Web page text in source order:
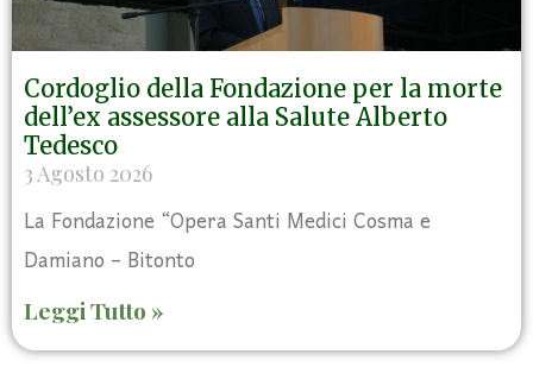
Cordoglio della Fondazione per la morte
dell’ex assessore alla Salute Alberto
Tedesco
3 Agosto 2026
La Fondazione “Opera Santi Medici Cosma e
Damiano – Bitonto
Leggi Tutto »